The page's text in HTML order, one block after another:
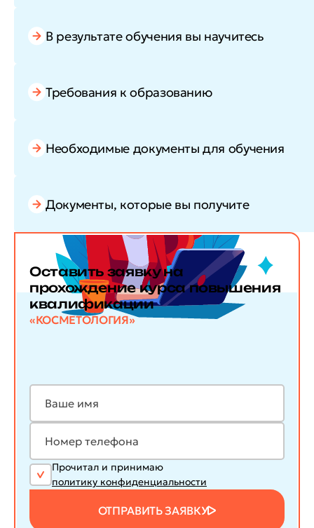
В результате обучения вы научитесь
Требования к образованию
Необходимые документы для обучения
Документы, которые вы получите
Оставить заявкуна
прохождение курса повышения
квалификации
«КОСМЕТОЛОГИЯ»
Прочитал и принимаю
политику конфиденциальности
ОТПРАВИТЬ ЗАЯВКУ